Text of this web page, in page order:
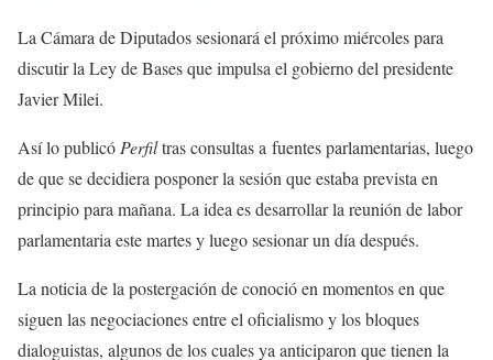
La Cámara de Diputados sesionará el próximo miércoles para
discutir la Ley de Bases que impulsa el gobierno del presidente
Javier Milei.
Así lo publicó Perfiltras consultas a fuentes parlamentarias, luego
de que se decidiera posponer la sesión que estaba prevista en
principio para mañana. La idea es desarrollar la reunión de labor
parlamentaria este martes y luego sesionar un día después.
La noticia de la postergación de conoció en momentos en que
siguen las negociaciones entre el oficialismo y los bloques
dialoguistas, algunos de los cuales ya anticiparon que tienen la